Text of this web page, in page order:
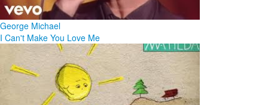
George Michael
I Can't Make You Love Me